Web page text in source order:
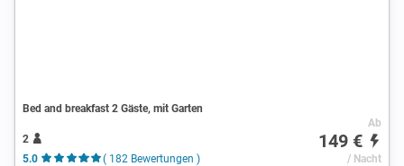
Bed and breakfast 2 Gäste, mit Garten
2
5.0
( 182 Bewertungen )
Ab
149 €
/ Nacht